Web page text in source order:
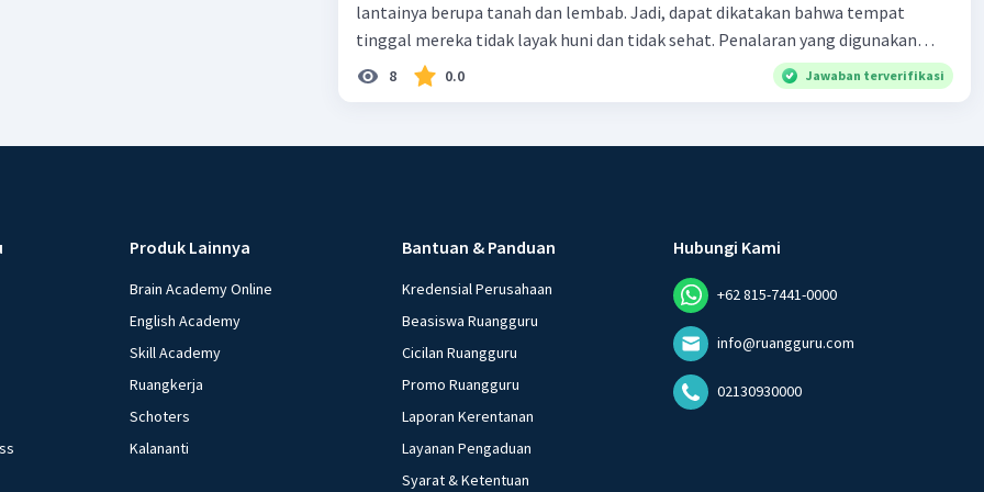
lantainya berupa tanah dan lembab. Jadi, dapat dikatakan bahwa tempat
tinggal mereka tidak layak huni dan tidak sehat. Penalaran yang digunakan
dalam paragraf tersebut adalah . . . .
8 0.0 Jawaban terverifikasi
Produk Lainnya
Brain Academy Online
English Academy
Skill Academy
Ruangkerja
Schoters
Kalananti
Bantuan & Panduan
Kredensial Perusahaan
Beasiswa Ruangguru
Cicilan Ruangguru
Promo Ruangguru
Laporan Kerentanan
Layanan Pengaduan
Syarat & Ketentuan
Hubungi Kami
+62 815-7441-0000
info@ruangguru.com
02130930000